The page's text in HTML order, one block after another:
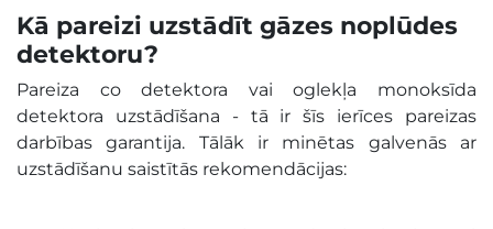
Kā pareizi uzstādīt gāzes noplūdes
detektoru?
Pareiza co detektora vai oglekļa monoksīda
detektora uzstādīšana - tā ir šīs ierīces pareizas
darbības garantija. Tālāk ir minētas galvenās ar
uzstādīšanu saistītās rekomendācijas: